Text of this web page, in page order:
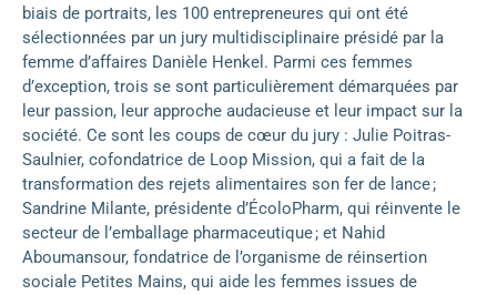
biais de portraits, les 100 entrepreneures qui ont été
sélectionnées par un jury multidisciplinaire présidé par la
femme d’affaires Danièle Henkel. Parmi ces femmes
d’exception, trois se sont particulièrement démarquées par
leur passion, leur approche audacieuse et leur impact sur la
société. Ce sont les coups de cœur du jury : Julie Poitras-
Saulnier, cofondatrice de Loop Mission, qui a fait de la
transformation des rejets alimentaires son fer de lance ;
Sandrine Milante, présidente d’ÉcoloPharm, qui réinvente le
secteur de l’emballage pharmaceutique ; et Nahid
Aboumansour, fondatrice de l’organisme de réinsertion
sociale Petites Mains, qui aide les femmes issues de